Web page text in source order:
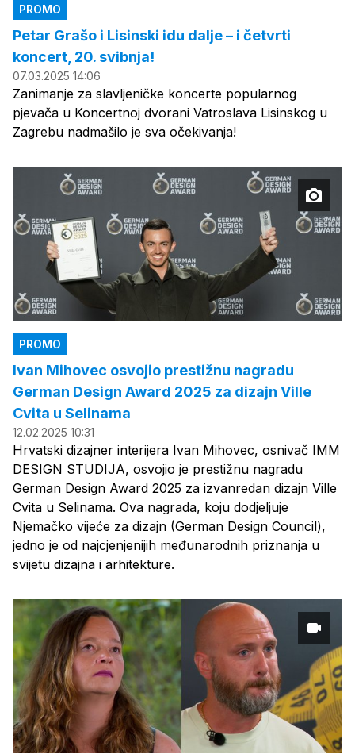
PROMO
Petar Grašo i Lisinski idu dalje – i četvrti
koncert, 20. svibnja!
07.03.2025 14:06
Zanimanje za slavljeničke koncerte popularnog
pjevača u Koncertnoj dvorani Vatroslava Lisinskog u
Zagrebu nadmašilo je sva očekivanja!
PROMO
Ivan Mihovec osvojio prestižnu nagradu
German Design Award 2025 za dizajn Ville
Cvita u Selinama
12.02.2025 10:31
Hrvatski dizajner interijera Ivan Mihovec, osnivač IMM
DESIGN STUDIJA, osvojio je prestižnu nagradu
German Design Award 2025 za izvanredan dizajn Ville
Cvita u Selinama. Ova nagrada, koju dodjeljuje
Njemačko vijeće za dizajn (German Design Council),
jedno je od najcjenjenijih međunarodnih priznanja u
svijetu dizajna i arhitekture.